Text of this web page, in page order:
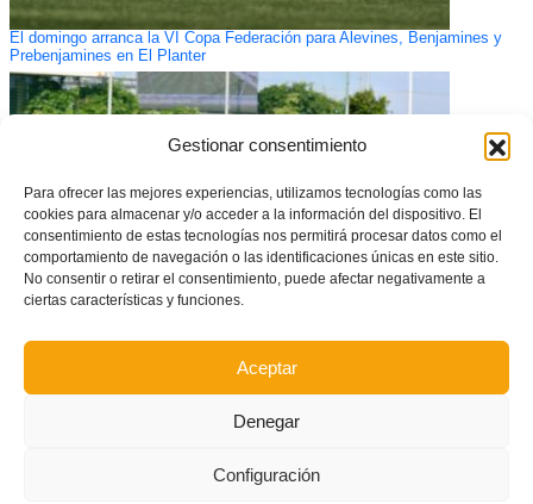
Gestionar consentimiento
Para ofrecer las mejores experiencias, utilizamos tecnologías como las
cookies para almacenar y/o acceder a la información del dispositivo. El
consentimiento de estas tecnologías nos permitirá procesar datos como el
comportamiento de navegación o las identificaciones únicas en este sitio.
No consentir o retirar el consentimiento, puede afectar negativamente a
ciertas características y funciones.
Aceptar
Denegar
Configuración
El domingo arranca la VI Copa Federación para Alevines, Benjamines y
Prebenjamines en El Planter
España sub18 cita a cinco futbolistas de la Comunitat para el Torneo de El